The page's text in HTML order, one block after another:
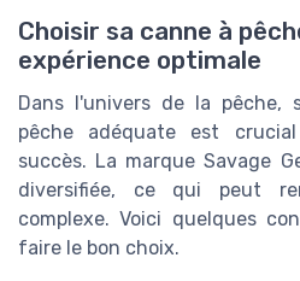
Choisir sa canne à
expérience optimale
Dans l'univers de la pêche,
pêche adéquate est
succès. La marque Savage
diversifiée, ce qui peut
complexe. Voici quelques
faire le bon choix.